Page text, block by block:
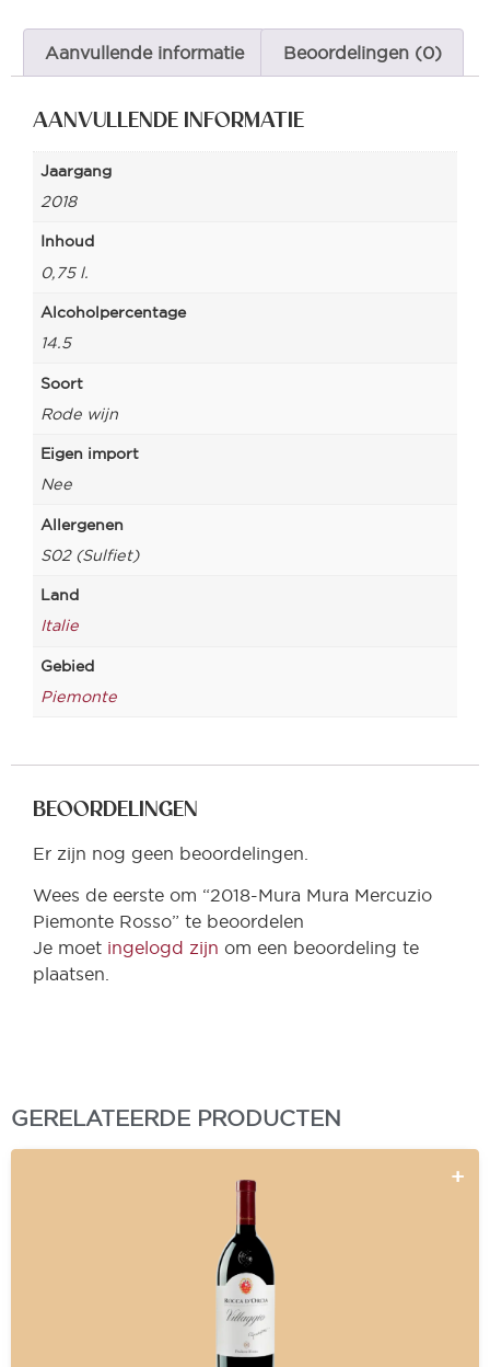
Aanvullende informatie Beoordelingen (0)
AANVULLENDE INFORMATIE
Jaargang
2018
Inhoud
0,75 l.
Alcoholpercentage
14.5
Soort
Rode wijn
Eigen import
Nee
Allergenen
S02 (Sulfiet)
Land
Italie
Gebied
Piemonte
BEOORDELINGEN
Er zijn nog geen beoordelingen.
Wees de eerste om “2018-Mura Mura Mercuzio
Piemonte Rosso” te beoordelen
Je moet ingelogd zijn om een beoordeling te
plaatsen.
GERELATEERDE PRODUCTEN